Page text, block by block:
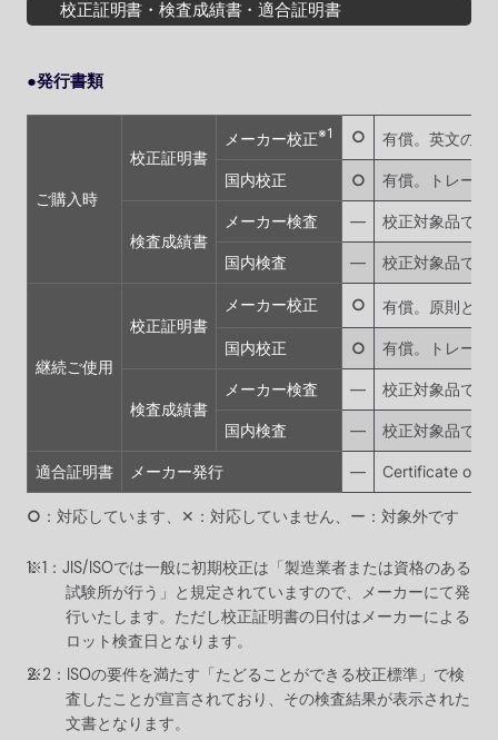
校正証明書・検査成績書・適合証明書
●発行書類
ご購入時
校正証明書
メーカー校正※1 ○ 有償。英文の
国内校正 ○ 有償。トレーサ
検査成績書
メーカー検査 ― 校正対象品です
国内検査 ― 校正対象品です
継続ご使用
校正証明書
メーカー校正 ○ 有償。原則と
国内校正 ○ 有償。トレーサ
検査成績書
メーカー検査 ― 校正対象品です
国内検査 ― 校正対象品です
適合証明書 メーカー発行 ― Certificate of
○ ：対応しています、✕：対応していません、ー：対象外です
JIS/ISOでは一般に初期校正は「製造業者または資格のある
試験所が行う」と規定されていますので、メーカーにて発
行いたします。ただし校正証明書の日付はメーカーによる
ロット検査日となります。
ISOの要件を満たす「たどることができる校正標準」で検
査したことが宣言されており、その検査結果が表示された
文書となります。